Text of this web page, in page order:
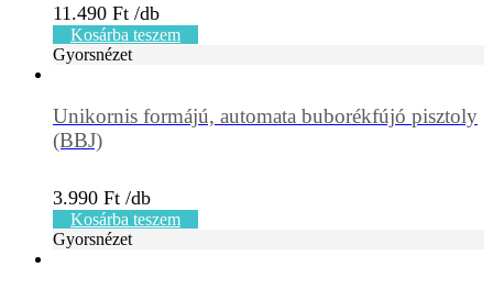
11.490 Ft
Kosárba teszem
Gyorsnézet
Unikornis formájú, automata buborékfújó pisztoly
(BBJ)
3.990 Ft
Kosárba teszem
Gyorsnézet